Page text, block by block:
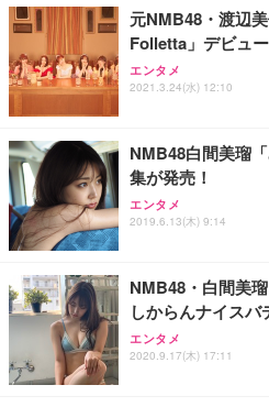
務用 おしゃれ パソ
ANDWINT オフィス
ッシュ 通気性 ランバ
ス圧無段階昇降 360
【MiniLED/24.5inch/
HOOTER Gaming
グモニター QD 24.5
アイリスオーヤマ ペ
ュラー 200枚入【
元NMB48・渡辺
Folletta」デビュ
エンタメ
2021.3.24(水) 12:10
NMB48白間美瑠
集が発売！
エンタメ
2019.6.13(木) 9:14
NMB48・白間美
しからんナイス
エンタメ
2020.9.17(木) 17:11